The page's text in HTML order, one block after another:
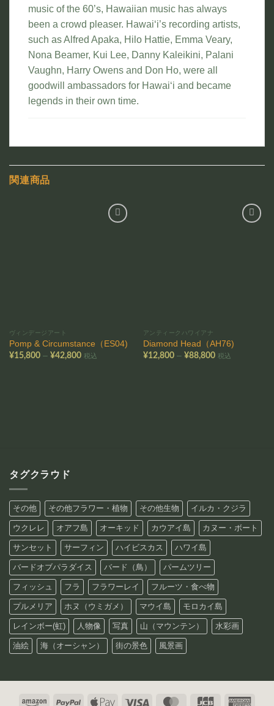
music of the 60’s, Hawaiian music has always
been a crowd pleaser. Hawai‘i’s recording artists,
such as Alfred Apaka, Hilo Hattie, Emma Veary,
Nona Beamer, Kui Lee, Danny Kaleikini, Palani
Vaughn, Harry Owens and Don Ho, were all
goodwill ambassadors for Hawai‘i and became
legends in their own time.
関連商品
ヴィンデージアート
Pomp & Circumstance（ES04)
¥15,800 – ¥42,800価税込
アンティークハワイアナ
Diamond Head（AH76)
¥12,800 – ¥88,800価税込
タグクラウド
その他 その他フラワー・植物 その他生物 イルカ・クジラ
ウクレレ オアフ島 オーキッド カウアイ島 カヌー・ボート
サンセット サーフィン ハイビスカス ハワイ島
バードオブパラダイス バード（鳥） パームツリー
フィッシュ フラ フラワーレイ フルーツ・食べ物
プルメリア ホヌ（ウミガメ） マウイ島 モロカイ島
レインボー(虹) 人物像 写真 山（マウンテン） 水彩画
油絵 海（オーシャン） 街の景色 風景画
Amazon PayPal Apple Visa MasterCardJCB